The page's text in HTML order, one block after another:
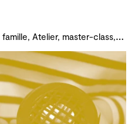
S
pectacle, En famille, Atelier, master-class, parcours, B!ME 2024